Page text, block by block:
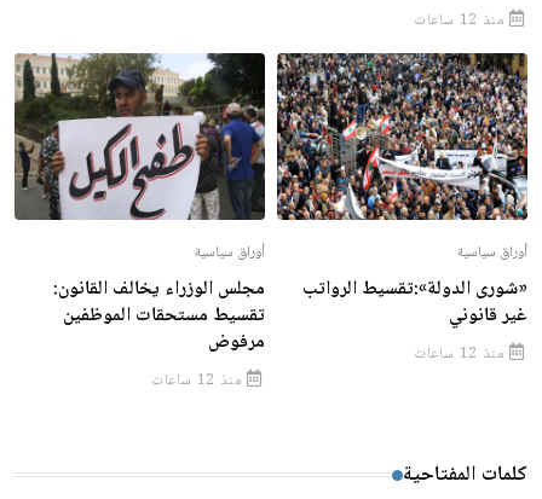
منذ 12 ساعات
أوراق سياسية
«شورى الدولة»:تقسيط الرواتب
غير قانوني
منذ 12 ساعات
أوراق سياسية
مجلس الوزراء يخالف القانون:
تقسيط مستحقات الموظفين
مرفوض
منذ 12 ساعات
كلمات المفتاحية